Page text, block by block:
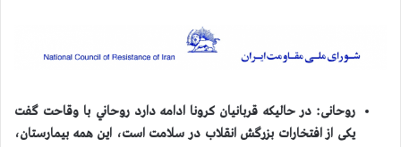
روحانی: در حاليكه قربانيان كرونا ادامه دارد روحاني با وقاحت گفت
یکی از افتخارات بزرگش انقلاب در سلامت است، این همه بیمارستان،